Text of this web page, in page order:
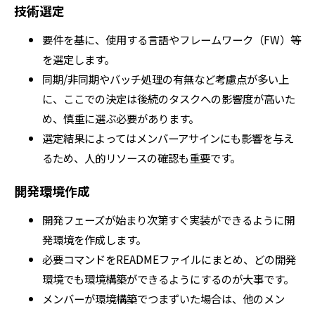
技術選定
要件を基に、使用する言語やフレームワーク（FW）等
を選定します。
同期/非同期やバッチ処理の有無など考慮点が多い上
に、ここでの決定は後続のタスクへの影響度が高いた
め、慎重に選ぶ必要があります。
選定結果によってはメンバーアサインにも影響を与え
るため、人的リソースの確認も重要です。
開発環境作成
開発フェーズが始まり次第すぐ実装ができるように開
発環境を作成します。
必要コマンドをREADMEファイルにまとめ、どの開発
環境でも環境構築ができるようにするのが大事です。
メンバーが環境構築でつまずいた場合は、他のメン